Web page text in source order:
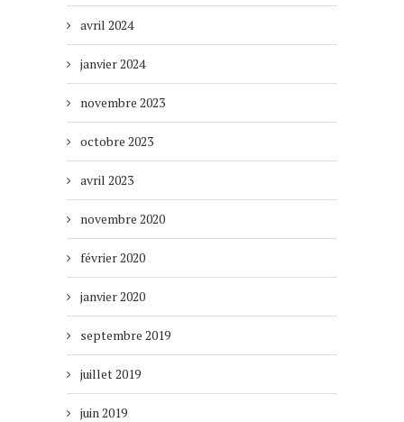
avril 2024
janvier 2024
novembre 2023
octobre 2023
avril 2023
novembre 2020
février 2020
janvier 2020
septembre 2019
juillet 2019
juin 2019